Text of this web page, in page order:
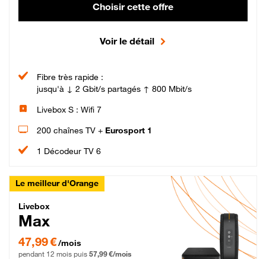
Choisir cette offre
Voir le détail
Fibre très rapide :
jusqu'à ↓ 2 Gbit/s partagés ↑ 800 Mbit/s
Livebox S : Wifi 7
200 chaînes TV + Eurosport 1
1 Décodeur TV 6
Le meilleur d'Orange
Livebox Max Fibre
Livebox
Max
47,99 € par mois pendant 12 mois puis 57,99 € par mois, Engagement 12 mois
47,99 €/mois
pendant 12 mois puis 57,99 €/mois